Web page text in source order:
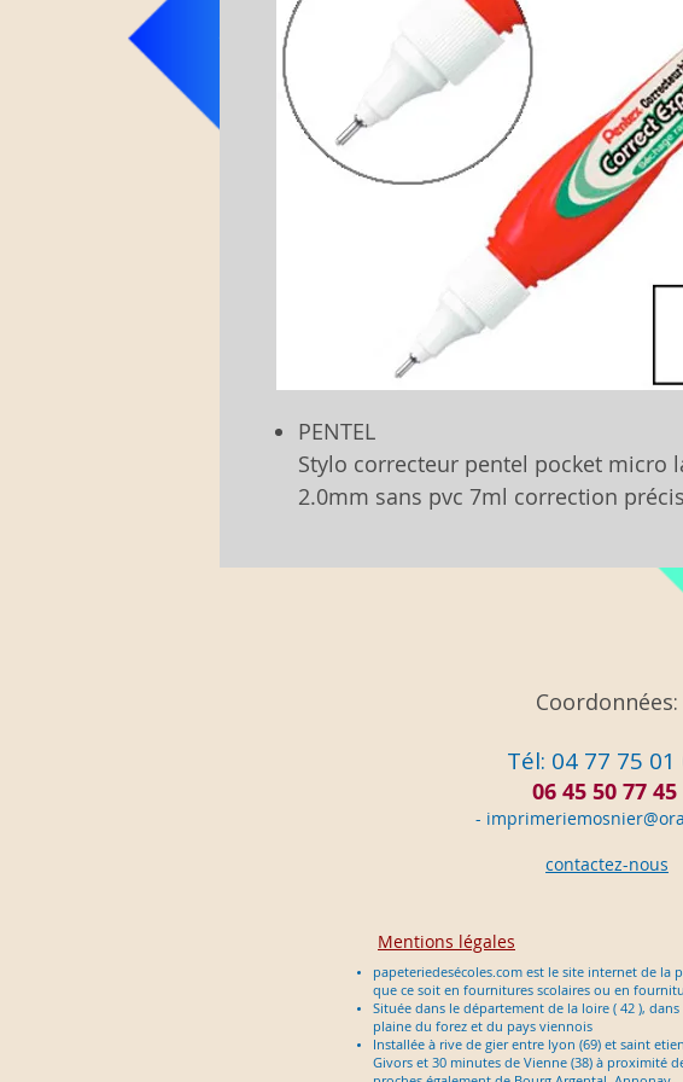
PENTEL
Stylo correcteur pentel pocket micro
2.0mm sans pvc 7ml correction
Coordonnées:
Tél: 04 77 75 01
06 45 50 77 45
- imprimeriemo
contactez-nous
Mentions légales
papeteriedesécoles.com est le site internet de
que ce soit en fournitures scolaires ou en
Située dans le département de la loire ( 42 ),
plaine du forez et du pays viennois
Installée à rive de gier entre lyon (69) et saint
Givors et 30 minutes de Vienne (38) à proximité